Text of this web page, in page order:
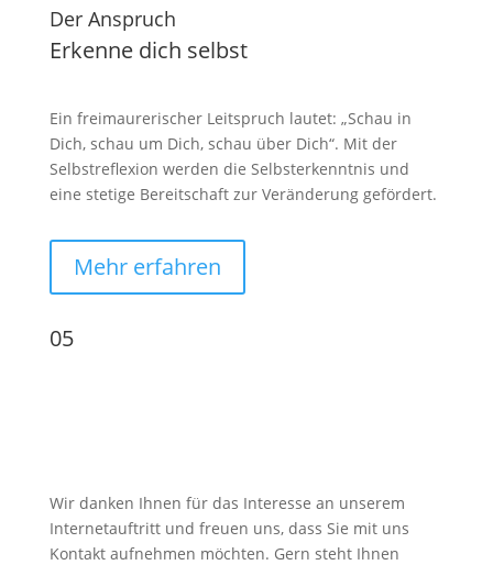
Der Anspruch
Erkenne dich selbst
Ein freimaurerischer Leitspruch lautet: „Schau in
Dich, schau um Dich, schau über Dich“. Mit der
Selbstreflexion werden die Selbsterkenntnis und
eine stetige Bereitschaft zur Veränderung gefördert.
Mehr erfahren
05
Wir danken Ihnen für das Interesse an unserem
Internetauftritt und freuen uns, dass Sie mit uns
Kontakt aufnehmen möchten. Gern steht Ihnen